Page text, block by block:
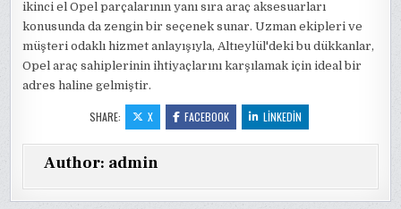
ikinci el Opel parçalarının yanı sıra araç aksesuarları
konusunda da zengin bir seçenek sunar. Uzman ekipleri ve
müşteri odaklı hizmet anlayışıyla, Altıeylül'deki bu dükkanlar,
Opel araç sahiplerinin ihtiyaçlarını karşılamak için ideal bir
adres haline gelmiştir.
SHARE: X FACEBOOK LINKEDIN
Author: admin